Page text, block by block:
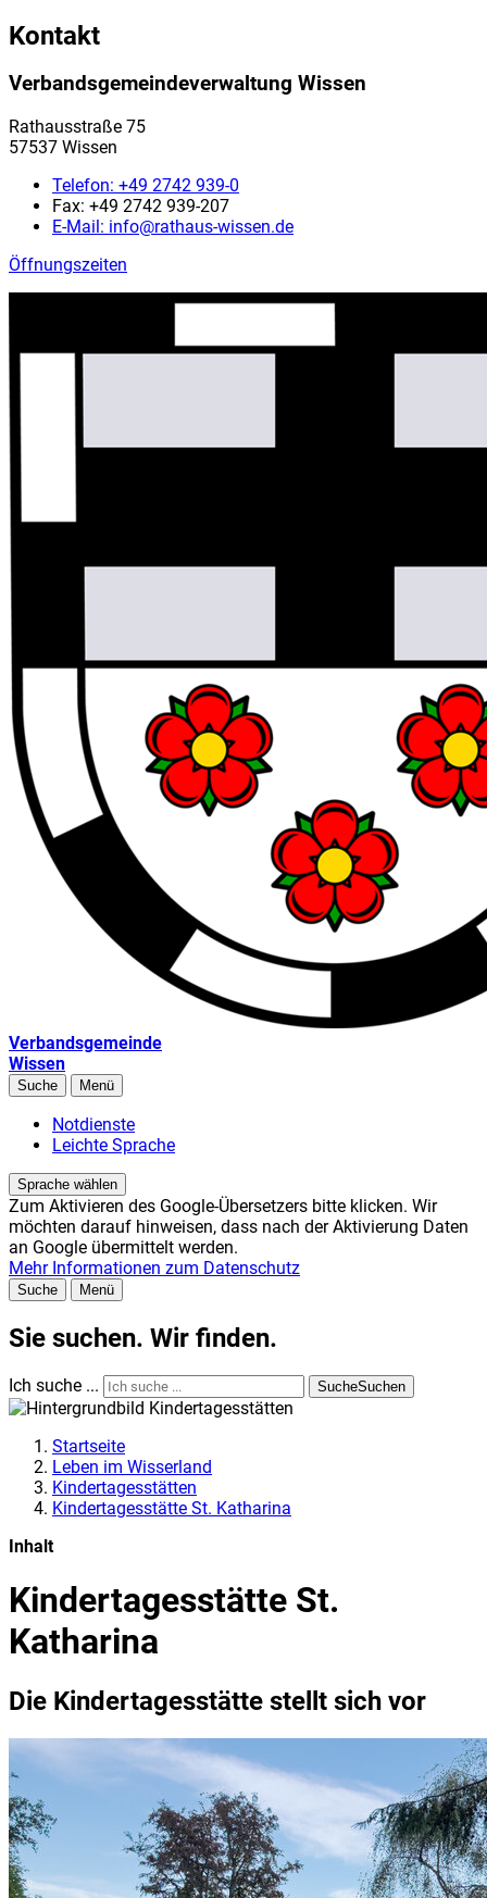
Kontakt
Verbandsgemeindeverwaltung Wissen
Rathausstraße 75
57537 Wissen
Telefon: +49 2742 939-0
Fax: +49 2742 939-207
E-Mail: info@rathaus-wissen.de
Öffnungszeiten
Verbandsgemeinde
Wissen
Suche Menü
Notdienste
Leichte Sprache
Sprache wählen
Zum Aktivieren des Google-Übersetzers bitte klicken. Wir
möchten darauf hinweisen, dass nach der Aktivierung Daten
an Google übermittelt werden.
Mehr Informationen zum Datenschutz
Suche Menü
Sie suchen. Wir finden.
Ich suche ... SucheSuchen
Startseite
Leben im Wisserland
Kindertagesstätten
Kindertagesstätte St. Katharina
Inhalt
Kindertagesstätte St.
Katharina
Die Kindertagesstätte stellt sich vor